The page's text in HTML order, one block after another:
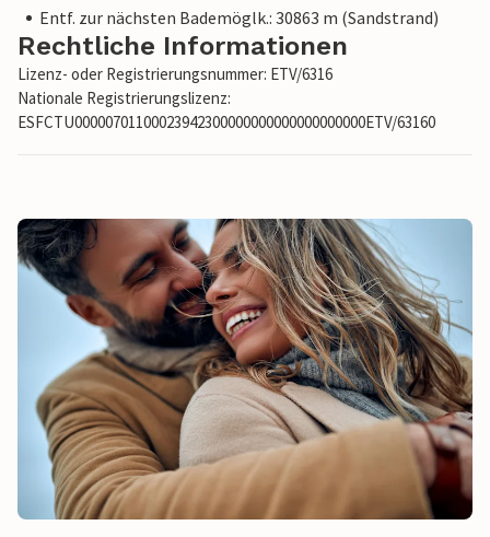
Entf. zur nächsten Bademöglk.: 30863 m (Sandstrand)
Rechtliche Informationen
Lizenz- oder Registrierungsnummer: ETV/6316
Nationale Registrierungslizenz:
ESFCTU00000701100023942300000000000000000000ETV/63160